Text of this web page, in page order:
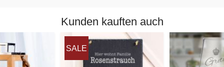
Kunden kauften auch
SALE